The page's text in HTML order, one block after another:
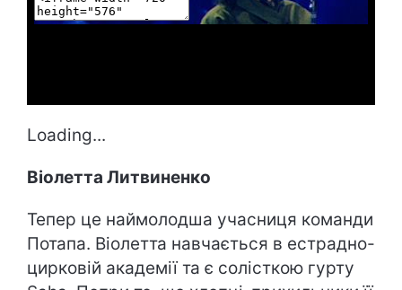
Loading...
Віолетта Литвиненко
Тепер це наймолодша учасниця команди
Потапа. Віолетта навчається в естрадно-
цирковій академії та є солісткою гурту